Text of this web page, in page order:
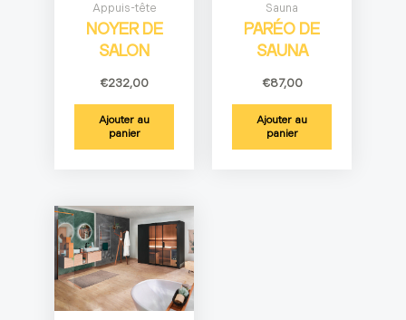
Appuis-tête
NOYER DE
SALON
€232,00
Ajouter au
panier
Sauna
PARÉO DE
SAUNA
€87,00
Ajouter au
panier